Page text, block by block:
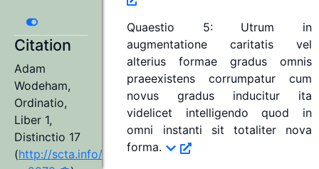
Citation
Adam
Wodeham,
Ordinatio,
Liber 1,
Distinctio 17
(http://scta.info/resource/aw98wa-
Quaestio 5: Utrum in
augmentatione caritatis vel
alterius formae gradus omnis
praeexistens corrumpatur cum
novus gradus inducitur ita
videlicet intelligendo quod in
omni instanti sit totaliter nova
forma.